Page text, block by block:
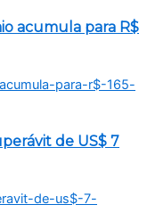
acumula para R$
de US$ 7